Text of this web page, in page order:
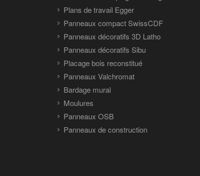
Plans de travail Egger
Panneaux compact SwissCDF
Panneaux décoratifs 3D Latho
Panneaux décoratifs Sibu
Placage bois reconstitué
Panneaux Valchromat
Bardage mural
Moulures
Panneaux OSB
Panneaux de construction